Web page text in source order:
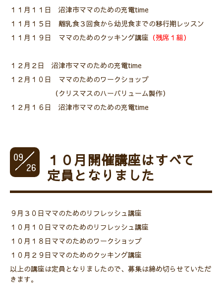
１１月１１日 沼津市ママのための充電time
１１月１５日 離乳食３回食から幼児食までの移行期レッスン
１１月１９日 ママのためのクッキング講座 （残席１組）
１２月２日 沼津市ママのための充電time
１２月１０日 ママのためのワークショップ
（クリスマスのハーバリューム製作）
１２月１６日 沼津市ママのための充電time
09
26
１０月開催講座はすべて
定員となりました
９月３０日ママのためのリフレッシュ講座
１０月１０日ママのためのリフレッシュ講座
１０月１８日ママのためのワークショップ
１０月２９日ママのためのクッキング講座
以上の講座は定員となりましたので、募集は締め切らせていただ
きます。